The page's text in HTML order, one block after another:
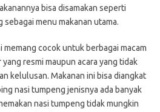
bisa disamakan seperti
menu makanan utama.
memang cocok untuk berbagai macam
resmi maupun acara yang tidak
kelulusan. Makanan ini bisa diangkat
nasi tumpeng jenisnya ada banyak
nasi tumpeng tidak mungkin